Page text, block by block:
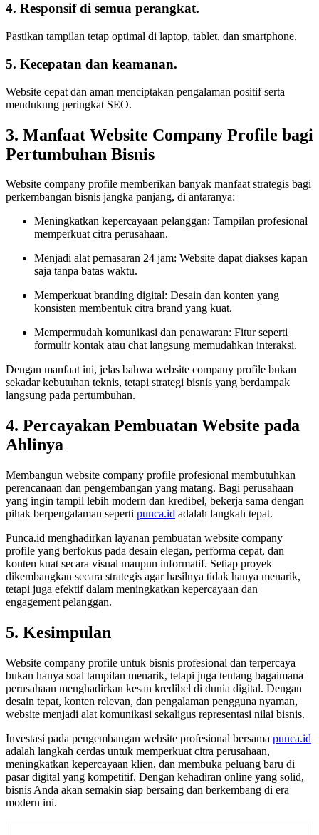
4. Responsif di semua perangkat.
Pastikan tampilan tetap optimal di laptop, tablet, dan smartphone.
5. Kecepatan dan keamanan.
Website cepat dan aman menciptakan pengalaman positif serta
mendukung peringkat SEO.
3. Manfaat Website Company Profile bagi
Pertumbuhan Bisnis
Website company profile memberikan banyak manfaat strategis bagi
perkembangan bisnis jangka panjang, di antaranya:
Meningkatkan kepercayaan pelanggan: Tampilan profesional
memperkuat citra perusahaan.
Menjadi alat pemasaran 24 jam: Website dapat diakses kapan
saja tanpa batas waktu.
Memperkuat branding digital: Desain dan konten yang
konsisten membentuk citra brand yang kuat.
Mempermudah komunikasi dan penawaran: Fitur seperti
formulir kontak atau chat langsung memudahkan interaksi.
Dengan manfaat ini, jelas bahwa website company profile bukan
sekadar kebutuhan teknis, tetapi strategi bisnis yang berdampak
langsung pada pertumbuhan.
4. Percayakan Pembuatan Website pada
Ahlinya
Membangun website company profile profesional membutuhkan
perencanaan dan pengembangan yang matang. Bagi perusahaan
yang ingin tampil lebih modern dan kredibel, bekerja sama dengan
pihak berpengalaman seperti punca.id adalah langkah tepat.
Punca.id menghadirkan layanan pembuatan website company
profile yang berfokus pada desain elegan, performa cepat, dan
konten kuat secara visual maupun informatif. Setiap proyek
dikembangkan secara strategis agar hasilnya tidak hanya menarik,
tetapi juga efektif dalam meningkatkan kepercayaan dan
engagement pelanggan.
5. Kesimpulan
Website company profile untuk bisnis profesional dan terpercaya
bukan hanya soal tampilan menarik, tetapi juga tentang bagaimana
perusahaan menghadirkan kesan kredibel di dunia digital. Dengan
desain tepat, konten relevan, dan pengalaman pengguna nyaman,
website menjadi alat komunikasi sekaligus representasi nilai bisnis.
Investasi pada pengembangan website profesional bersama punca.id
adalah langkah cerdas untuk memperkuat citra perusahaan,
meningkatkan kepercayaan klien, dan membuka peluang baru di
pasar digital yang kompetitif. Dengan kehadiran online yang solid,
bisnis Anda akan semakin siap bersaing dan berkembang di era
modern ini.